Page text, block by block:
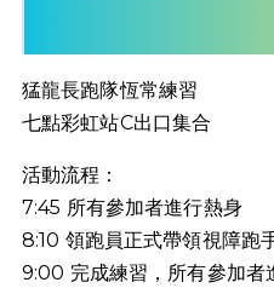
猛龍長跑隊恆常練習
七點彩虹站C出口集合
活動流程：
7:45 所有參加者進行熱身
8:10 領跑員正式帶領視障跑
9:00 完成練習，所有參加者